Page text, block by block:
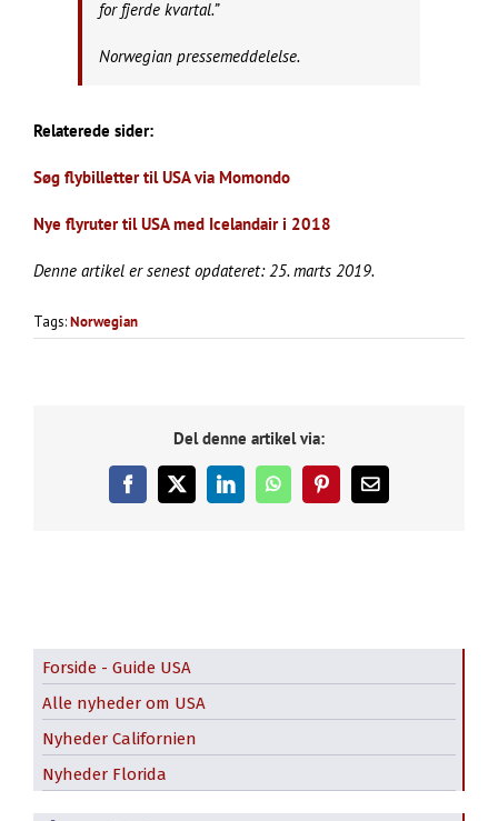
for fjerde kvartal.”
Norwegian pressemeddelelse.
Relaterede sider:
Søg flybilletter til USA via Momondo
Nye flyruter til USA med Icelandair i 2018
Denne artikel er senest opdateret: 25. marts 2019.
Tags:Norwegian
Del denne artikel via:
Facebook
X LinkedInWhatsAppPinterest
E-
mail
Forside - Guide USA
Alle nyheder om USA
Nyheder Californien
Nyheder Florida